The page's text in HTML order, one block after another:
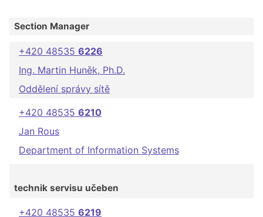
Section Manager
+420 48535 6226
Ing. Martin Huněk, Ph.D.
Oddělení správy sítě
+420 48535 6210
Jan Rous
Department of Information Systems
technik servisu učeben
+420 48535 6219